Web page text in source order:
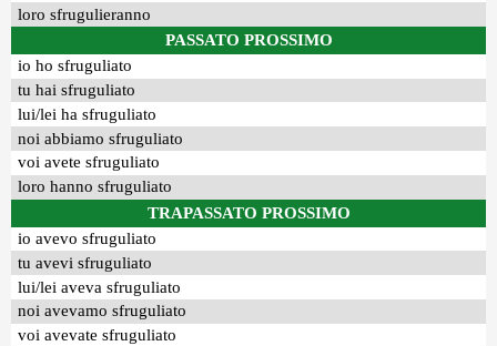
loro sfrugulieranno
PASSATO PROSSIMO
io ho sfruguliato
tu hai sfruguliato
lui/lei ha sfruguliato
noi abbiamo sfruguliato
voi avete sfruguliato
loro hanno sfruguliato
TRAPASSATO PROSSIMO
io avevo sfruguliato
tu avevi sfruguliato
lui/lei aveva sfruguliato
noi avevamo sfruguliato
voi avevate sfruguliato